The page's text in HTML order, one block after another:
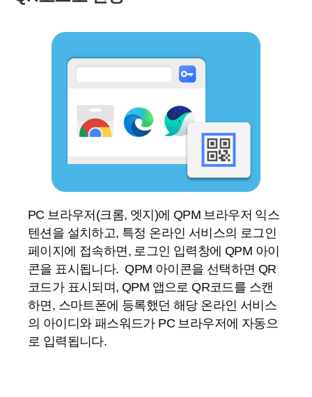
PC 브라우저(크롬, 엣지)에 QPM 브라우저 익스
텐션을 설치하고, 특정 온라인 서비스의 로그인
페이지에 접속하면, 로그인 입력창에 QPM 아이
콘을 표시됩니다. QPM 아이콘을 선택하면 QR
코드가 표시되며, QPM 앱으로 QR코드를 스캔
하면, 스마트폰에 등록했던 해당 온라인 서비스
의 아이디와 패스워드가 PC 브라우저에 자동으
로 입력됩니다.